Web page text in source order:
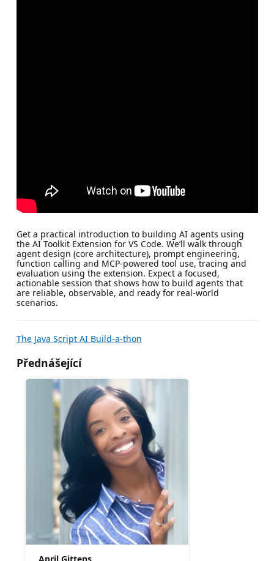
Get a practical introduction to building AI agents using
the AI Toolkit Extension for VS Code. We’ll walk through
agent design (core architecture), prompt engineering,
function calling and MCP-powered tool use, tracing and
evaluation using the extension. Expect a focused,
actionable session that shows how to build agents that
are reliable, observable, and ready for real-world
scenarios.
The Java Script AI Build-a-thon
Přednášející
April Gittens